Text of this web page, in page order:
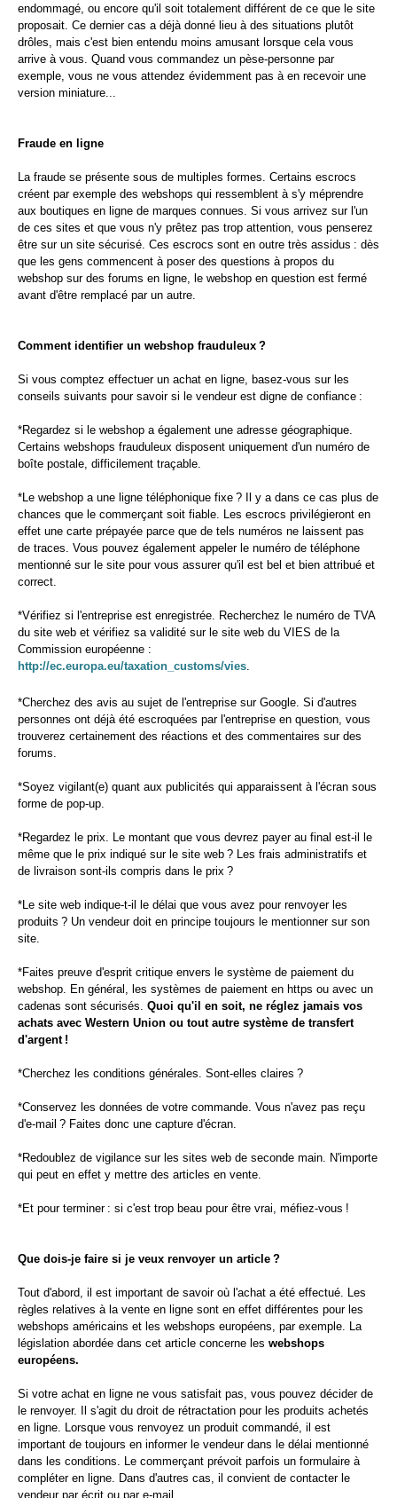
endommagé, ou encore qu'il soit totalement différent de ce que le site
proposait. Ce dernier cas a déjà donné lieu à des situations plutôt
drôles, mais c'est bien entendu moins amusant lorsque cela vous
arrive à vous. Quand vous commandez un pèse-personne par
exemple, vous ne vous attendez évidemment pas à en recevoir une
version miniature...
Fraude en ligne
La fraude se présente sous de multiples formes. Certains escrocs
créent par exemple des webshops qui ressemblent à s'y méprendre
aux boutiques en ligne de marques connues. Si vous arrivez sur l'un
de ces sites et que vous n'y prêtez pas trop attention, vous penserez
être sur un site sécurisé. Ces escrocs sont en outre très assidus : dès
que les gens commencent à poser des questions à propos du
webshop sur des forums en ligne, le webshop en question est fermé
avant d'être remplacé par un autre.
Comment identifier un webshop frauduleux ?
Si vous comptez effectuer un achat en ligne, basez-vous sur les
conseils suivants pour savoir si le vendeur est digne de confiance :
*Regardez si le webshop a également une adresse géographique.
Certains webshops frauduleux disposent uniquement d'un numéro de
boîte postale, difficilement traçable.
*Le webshop a une ligne téléphonique fixe ? Il y a dans ce cas plus de
chances que le commerçant soit fiable. Les escrocs privilégieront en
effet une carte prépayée parce que de tels numéros ne laissent pas
de traces. Vous pouvez également appeler le numéro de téléphone
mentionné sur le site pour vous assurer qu'il est bel et bien attribué et
correct.
*Vérifiez si l'entreprise est enregistrée. Recherchez le numéro de TVA
du site web et vérifiez sa validité sur le site web du VIES de la
Commission européenne :
http://ec.europa.eu/taxation_customs/vies.
*Cherchez des avis au sujet de l'entreprise sur Google. Si d'autres
personnes ont déjà été escroquées par l'entreprise en question, vous
trouverez certainement des réactions et des commentaires sur des
forums.
*Soyez vigilant(e) quant aux publicités qui apparaissent à l'écran sous
forme de pop-up.
*Regardez le prix. Le montant que vous devrez payer au final est-il le
même que le prix indiqué sur le site web ? Les frais administratifs et
de livraison sont-ils compris dans le prix ?
*Le site web indique-t-il le délai que vous avez pour renvoyer les
produits ? Un vendeur doit en principe toujours le mentionner sur son
site.
*Faites preuve d'esprit critique envers le système de paiement du
webshop. En général, les systèmes de paiement en https ou avec un
cadenas sont sécurisés. Quoi qu'il en soit, ne réglez jamais vos
achats avec Western Union ou tout autre système de transfert
d'argent !
*Cherchez les conditions générales. Sont-elles claires ?
*Conservez les données de votre commande. Vous n'avez pas reçu
d'e-mail ? Faites donc une capture d'écran.
*Redoublez de vigilance sur les sites web de seconde main. N'importe
qui peut en effet y mettre des articles en vente.
*Et pour terminer : si c'est trop beau pour être vrai, méfiez-vous !
Que dois-je faire si je veux renvoyer un article ?
Tout d'abord, il est important de savoir où l'achat a été effectué. Les
règles relatives à la vente en ligne sont en effet différentes pour les
webshops américains et les webshops européens, par exemple. La
législation abordée dans cet article concerne les webshops
européens.
Si votre achat en ligne ne vous satisfait pas, vous pouvez décider de
le renvoyer. Il s'agit du droit de rétractation pour les produits achetés
en ligne. Lorsque vous renvoyez un produit commandé, il est
important de toujours en informer le vendeur dans le délai mentionné
dans les conditions. Le commerçant prévoit parfois un formulaire à
compléter en ligne. Dans d'autres cas, il convient de contacter le
vendeur par écrit ou par e-mail.